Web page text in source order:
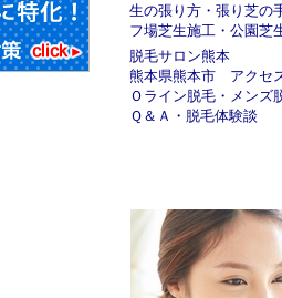
生の張り方 ・ 張り芝の
フ場芝生施工 ・ 公園芝
脱毛サロン熊本
熊本県熊本市
アクセ
Ｏライン脱毛 ・ メンズ
Ｑ＆Ａ ・ 脱毛体験談